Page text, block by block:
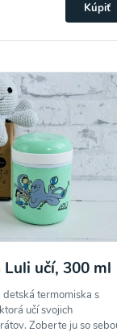
Kúpiť
učí, 300 ml
termomiska s
učí svojich
Zoberte ju so